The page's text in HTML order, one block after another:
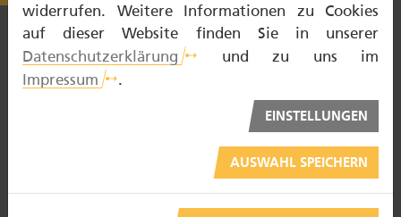
widerrufen. Weitere Informationen zu Cookies
auf dieser Website finden Sie in unserer
Datenschutzerklärung
und zu uns im
Impressum
.
EINSTELLUNGEN
AUSWAHL SPEICHERN